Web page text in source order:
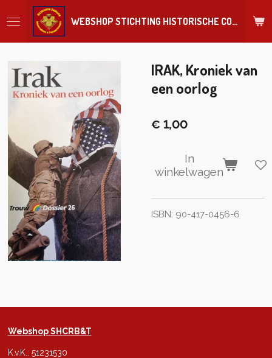
direct
hoofdinhoud
WEBSHOP STICHTING HISTORISCHE COLLECTIE REGIMENT
IRAK, Kroniek van
een oorlog
€ 1,00
In
winkelwagen
ISBN: 90-417-0456-6
Webshop SHCRB&T
K.v.K.: 51231530